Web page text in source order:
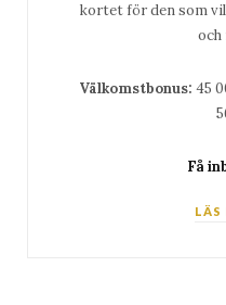
kortet för den som
och
Välkomstbonus: 45
Få
LÄS